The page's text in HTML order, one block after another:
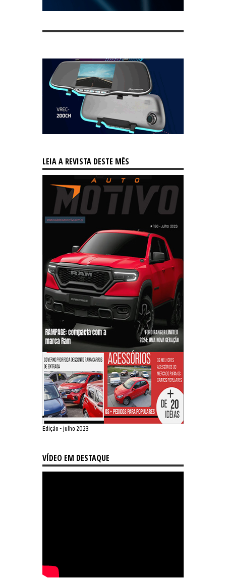
LEIA A REVISTA DESTE MÊS
Edição - julho 2023
VÍDEO EM DESTAQUE